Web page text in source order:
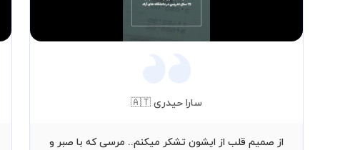
Video
سارا حیدری 🇦🇹
از صمیم قلب از ایشون تشکر میکنم.. مرسی که با صبر و